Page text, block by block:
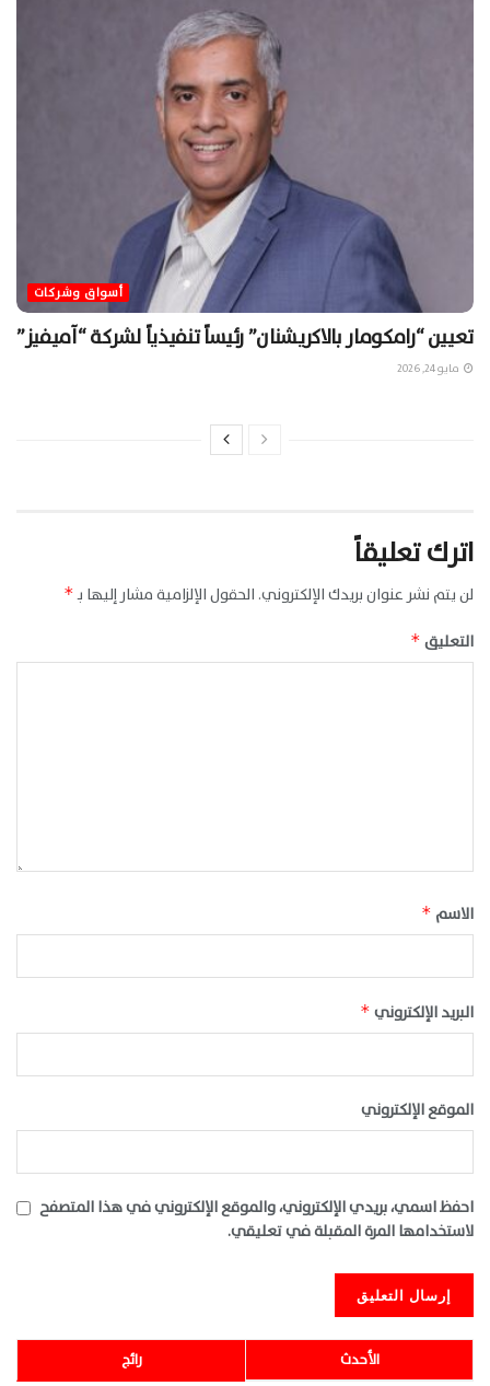
أسواق وشركات
تعيين “رامكومار بالاكريشنان” رئيساً تنفيذياً لشركة “آميفيز”
مايو 24, 2026
اترك تعليقاً
لن يتم نشر عنوان بريدك الإلكتروني. الحقول الإلزامية مشار إليها بـ*
التعليق *
الاسم *
البريد الإلكتروني *
الموقع الإلكتروني
احفظ اسمي، بريدي الإلكتروني، والموقع الإلكتروني في هذا المتصفح
لاستخدامها المرة المقبلة في تعليقي.
رائج الأحدث